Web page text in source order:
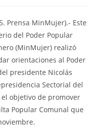
Prensa MinMujer).- Este
del Poder Popular
(MinMujer) realizó
orientaciones al Poder
presidente Nicolás
Sectorial del
objetivo de promover
Popular Comunal que